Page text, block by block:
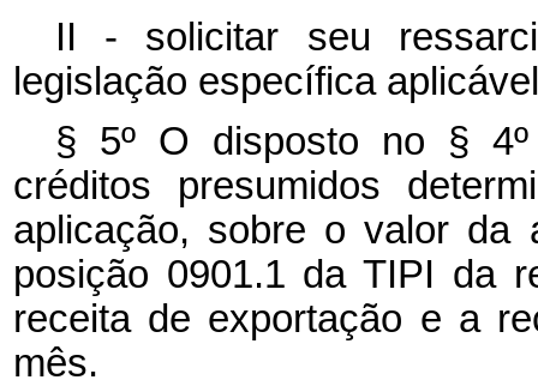
II - solicitar seu
legislação específica
§ 5º O disposto no §
créditos presumidos
aplicação, sobre o valor da
posição 0901.1 da TIPI da
receita de exportação e a
mês.